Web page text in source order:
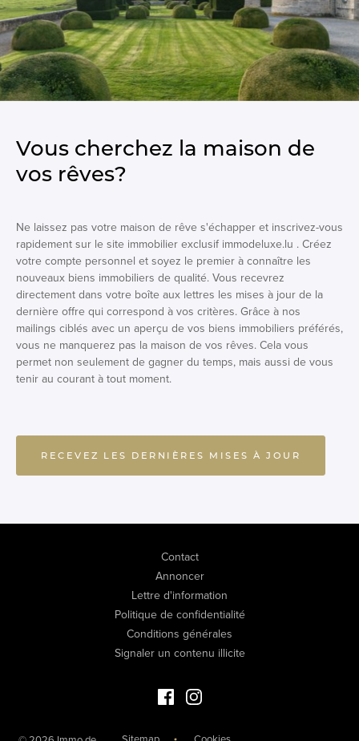
Vous cherchez la maison de
vos rêves?
Ne laissez pas votre maison de rêve s'échapper et inscrivez-vous
rapidement sur le site immobilier exclusif immodeluxe.lu . Créez
votre compte personnel et soyez le premier à connaître les
nouveaux biens immobiliers de qualité. Vous recevrez
directement dans votre boîte aux lettres les mises à jour de la
dernière offre qui correspond à vos critères. Grâce à nos
mailings ciblés avec un aperçu de vos biens immobiliers préférés,
vous ne manquerez pas la maison de vos rêves. Cela vous
permet non seulement de gagner du temps, mais aussi de vous
tenir au courant à tout moment.
RECEVEZ LES DERNIÈRES MISES À JOUR
Contact
Annoncer
Lettre d'information
Politique de confidentialité
Conditions générales
Signaler un contenu illicite
Facebook Immo de Luxe
Instagram Immo de Luxe